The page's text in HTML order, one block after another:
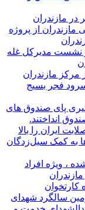
در مازندران
مازندران از پروژه
نشست مدیرکل غله
سرود فجر بسیج
پای صندوق های
انداختند.
ایران را بالا
به کمک سیل‌زدگان
، ویژه افراد
سالگرد شهدای